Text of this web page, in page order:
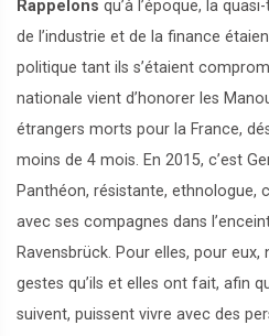
Rappelons qu’à l’époque, la
de l’industrie et de la finance
politique tant ils s’étaient
nationale vient d’honorer les
étrangers morts pour la France,
moins de 4 mois. En 2015, c’est
Panthéon, résistante, ethnologue,
avec ses compagnes dans
Ravensbrück. Pour elles, pour
gestes qu’ils et elles ont fait, afin
suivent, puissent vivre avec des